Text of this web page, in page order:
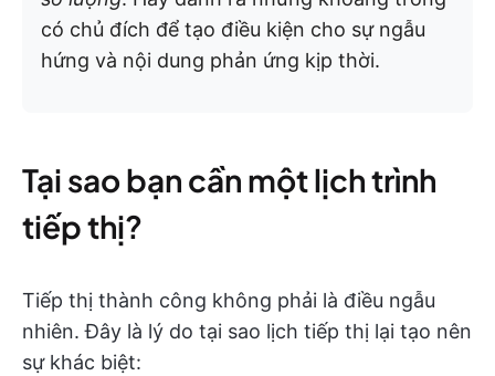
có chủ đích để tạo điều kiện cho sự ngẫu
hứng và nội dung phản ứng kịp thời.
Tại sao bạn cần một lịch trình
tiếp thị?
Tiếp thị thành công không phải là điều ngẫu
nhiên. Đây là lý do tại sao lịch tiếp thị lại tạo nên
sự khác biệt: